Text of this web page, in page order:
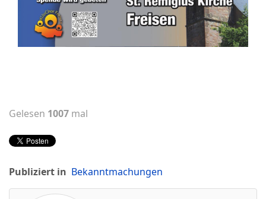
Gelesen 1007 mal
Publiziert in Bekanntmachungen